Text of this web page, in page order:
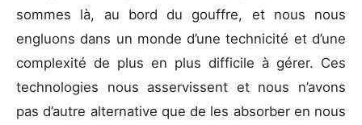
sommes là, au bord du gouffre, et nous nous
engluons dans un monde d’une technicité et d’une
complexité de plus en plus difficile à gérer. Ces
technologies nous asservissent et nous n’avons
pas d’autre alternative que de les absorber en nous